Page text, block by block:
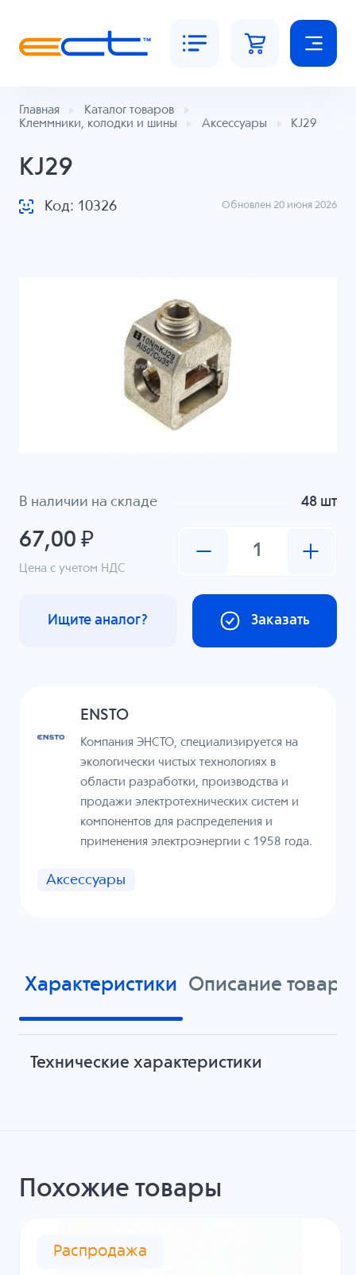
Главная
Каталог товаров
Клеммники, колодки и шины
Аксессуары KJ29
KJ29
Код: 10326 Обновлен 20 июня 2026
В наличии на складе 48 шт
67,00 ₽
Цена с учетом НДС
Заказать
Ищите аналог?
ENSTO
Компания ЭНСТО, специализируется на
экологически чистых технологиях в
области разработки, производства и
продажи электротехнических систем и
компонентов для распределения и
применения электроэнергии с 1958 года.
Аксессуары
Характеристики Описание товара
Технические характеристики
Похожие товары
Распродажа